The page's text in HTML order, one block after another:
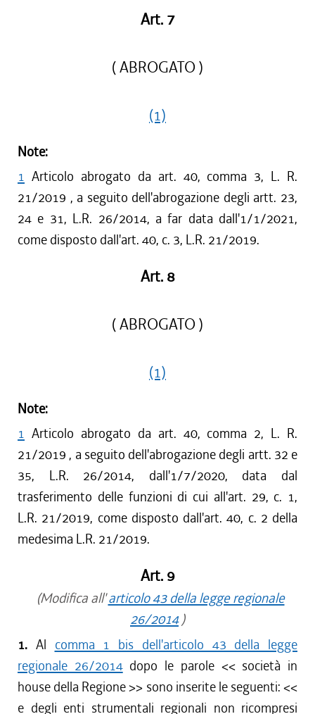
Art. 7
( ABROGATO )
(1)
Note:
1 Articolo abrogato da art. 40, comma 3, L. R.
21/2019 , a seguito dell'abrogazione degli artt. 23,
24 e 31, L.R. 26/2014, a far data dall'1/1/2021,
come disposto dall'art. 40, c. 3, L.R. 21/2019.
Art. 8
( ABROGATO )
(1)
Note:
1 Articolo abrogato da art. 40, comma 2, L. R.
21/2019 , a seguito dell'abrogazione degli artt. 32 e
35, L.R. 26/2014, dall'1/7/2020, data dal
trasferimento delle funzioni di cui all'art. 29, c. 1,
L.R. 21/2019, come disposto dall'art. 40, c. 2 della
medesima L.R. 21/2019.
Art. 9
(Modifica all'articolo 43 della legge regionale
26/2014)
1. Al comma 1 bis dell'articolo 43 della legge
regionale 26/2014dopo le parole << società in
house della Regione>> sono inserite le seguenti: <<
e degli enti strumentali regionali non ricompresi